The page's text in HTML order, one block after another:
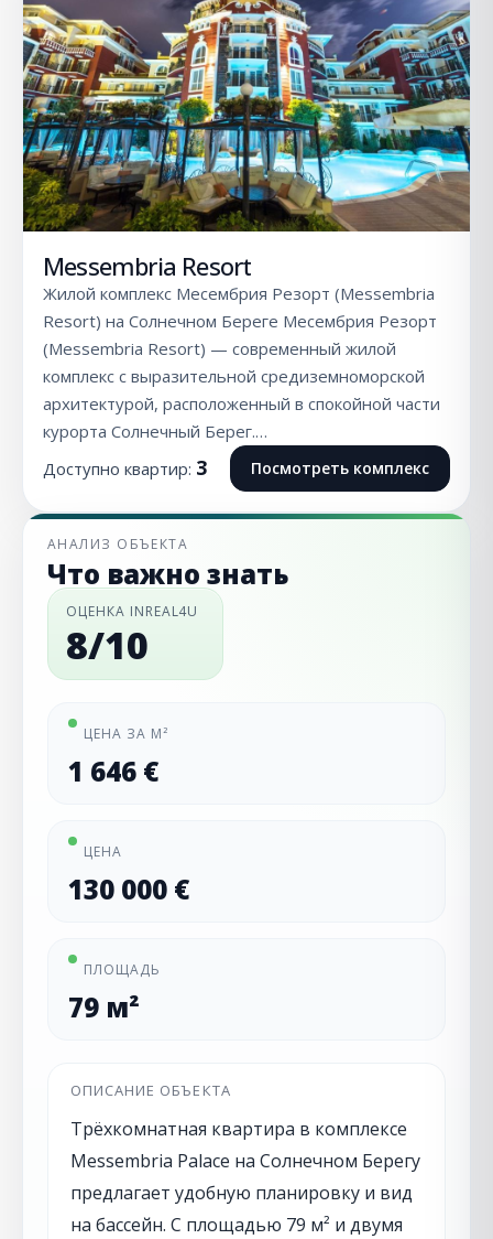
Messembria Resort
Жилой комплекс Месембрия Резорт (Messembria
Resort) на Солнечном Береге Месембрия Резорт
(Messembria Resort) — современный жилой
комплекс с выразительной средиземноморской
архитектурой, расположенный в спокойной части
курорта Солнечный Берег.…
Доступно квартир: 3 Посмотреть комплекс
АНАЛИЗ ОБЪЕКТА
Что важно знать
ОЦЕНКА INREAL4U
8/10
ЦЕНА ЗА М²
1 646 €
ЦЕНА
130 000 €
ПЛОЩАДЬ
79 м²
ОПИСАНИЕ ОБЪЕКТА
Трёхкомнатная квартира в комплексе
Messembria Palace на Солнечном Берегу
предлагает удобную планировку и вид
на бассейн. С площадью 79 м² и двумя